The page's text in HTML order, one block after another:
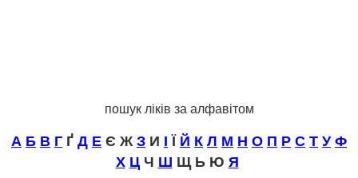
пошук ліків за алфавітом
А Б В Г ҐД ЕЄ ЖЗ И ІЇЙ КЛ М Н О П РСТУФ
Х ЦЧ Ш Щ Ь Ю Я